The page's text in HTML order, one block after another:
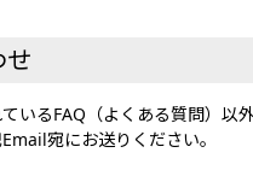
せ
いるFAQ（よくある質問）以
宛にお送りください。